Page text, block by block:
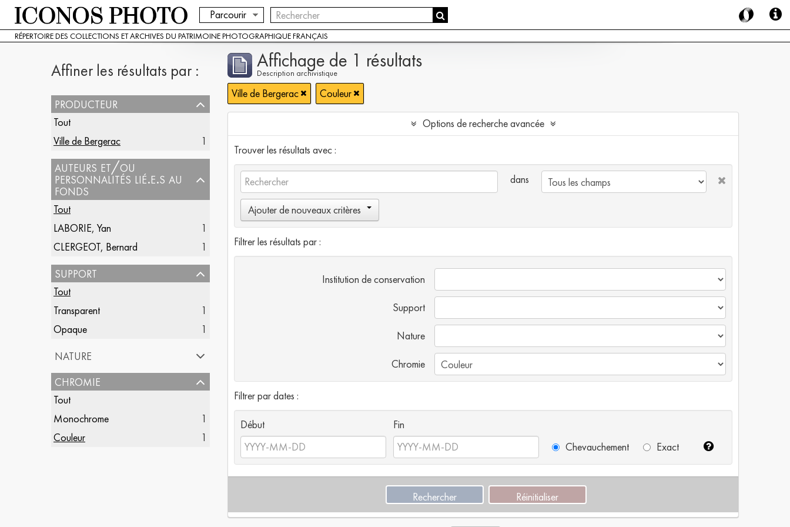
Parcourir
RÉPERTOIRE DES COLLECTIONS ET ARCHIVES DU PATRIMOINE PHOTOGRAPHIQUE FRANÇAIS
Affiner les résultats par :
producteur
Tout
Ville de Bergerac
1
auteurs et/ou
personnalités lié.e.s au
fonds
Tout
LABORIE, Yan
1
CLERGEOT, Bernard
1
support
Tout
Transparent
1
Opaque
1
nature
chromie
Tout
Monochrome
1
Couleur
1
Affichage de 1 résultats
Description archivistique
Ville de Bergerac Couleur
Options de recherche avancée
Trouver les résultats avec :
dans
Ajouter de nouveaux critères
Filtrer les résultats par :
Institution de conservation
Support
Nature
Chromie
Filtrer par dates :
Début
Fin
Chevauchement
Exact